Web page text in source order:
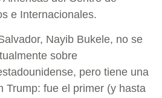
e Internacionales.
Nayib Bukele, no se
sobre
pero tiene una
Trump: fue el primer (y hasta